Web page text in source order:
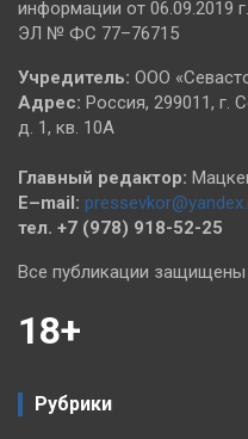
информации от 06.09.2019
ЭЛ № ФС 77–76715
Учредитель: ООО
Адрес: Россия, 299011, г.
д. 1, кв. 10А
Главный редактор:
E–mail:
тел. +7 (978) 918-52-25
Все публикации защищены
18+
Рубрики